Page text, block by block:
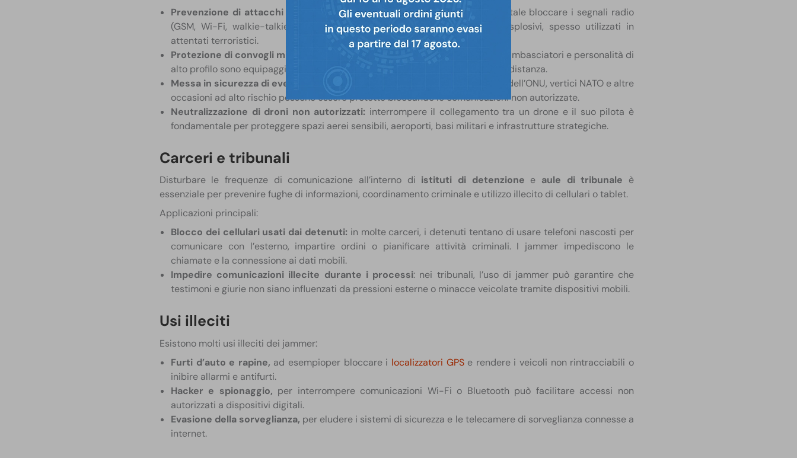
Prevenzione di attacchi con esplosivi telecomandati (IEDs):è fondamentale bloccare i segnali radio
(GSM, Wi-Fi, walkie-talkie) per impedire l’attivazione remota di ordigni esplosivi, spesso utilizzati in
attentati terroristici.
Protezione di convogli militari e diplomatici:
auto blindate di capi di Stato, ambasciatori e personalità di
alto profilo sono equipaggiate con jammer mobili per neutralizzare minacce a distanza.
Messa in sicurezza di eventi pubblici e summit internazionali:
G7, riunioni dell’ONU, vertici NATO e altre
occasioni ad alto rischio possono essere protette bloccando le comunicazioni non autorizzate.
Neutralizzazione di droni non autorizzati: interrompere il collegamento tra un drone e il suo pilota è
fondamentale per proteggere spazi aerei sensibili, aeroporti, basi militari e infrastrutture strategiche.
Carceri e tribunali
Disturbare le frequenze di comunicazione all’interno di istituti di detenzione e aule di tribunale è
essenziale per prevenire fughe di informazioni, coordinamento criminale e utilizzo illecito di cellulari o tablet.
Applicazioni principali:
Blocco dei cellulari usati dai detenuti: in molte carceri, i detenuti tentano di usare telefoni nascosti per
comunicare con l’esterno, impartire ordini o pianificare attività criminali. I jammer impediscono le
chiamate e la connessione ai dati mobili.
Impedire comunicazioni illecite durante i processi: nei tribunali, l’uso di jammer può garantire che
testimoni e giurie non siano influenzati da pressioni esterne o minacce veicolate tramite dispositivi mobili.
Usi illeciti
Esistono molti usi illeciti dei jammer:
Furti d’auto e rapine, ad esempioper bloccare i localizzatori GPSe rendere i veicoli non rintracciabili o
inibire allarmi e antifurti.
Hacker e spionaggio, per interrompere comunicazioni Wi-Fi o Bluetooth può facilitare accessi non
autorizzati a dispositivi digitali.
Evasione della sorveglianza, per eludere i sistemi di sicurezza e le telecamere di sorveglianza connesse a
internet.